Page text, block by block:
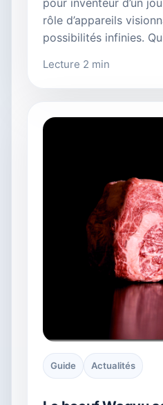
pour inventeur d’un
rôle d’appareils
possibilités infinies.
Lecture 2 min
Guide Actualités